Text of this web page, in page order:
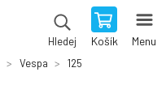
Hledej Košík Menu
Vespa
125